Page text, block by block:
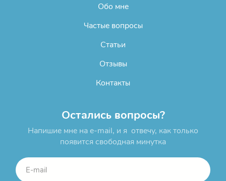
Обо мне
Частые вопросы
Статьи
Отзывы
Контакты
Остались вопросы?
Напишие мне на e-mail, и я отвечу, как только
появится свободная минутка